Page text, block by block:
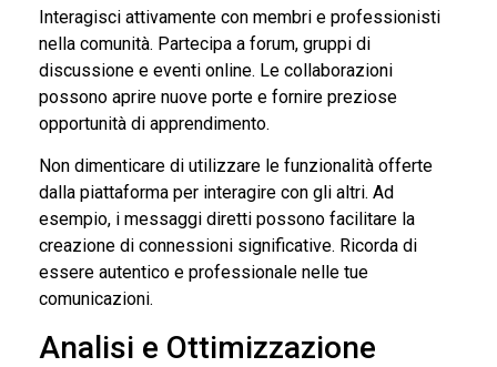
Interagisci attivamente con membri e professionisti
nella comunità. Partecipa a forum, gruppi di
discussione e eventi online. Le collaborazioni
possono aprire nuove porte e fornire preziose
opportunità di apprendimento.
Non dimenticare di utilizzare le funzionalità offerte
dalla piattaforma per interagire con gli altri. Ad
esempio, i messaggi diretti possono facilitare la
creazione di connessioni significative. Ricorda di
essere autentico e professionale nelle tue
comunicazioni.
Analisi e Ottimizzazione